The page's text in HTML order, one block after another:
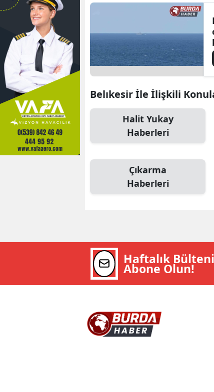
Belıkesir İle İlişkili
Halit Yukay
Haberleri
Çıkarma
Haberleri
Haftalık
Abone Olun!